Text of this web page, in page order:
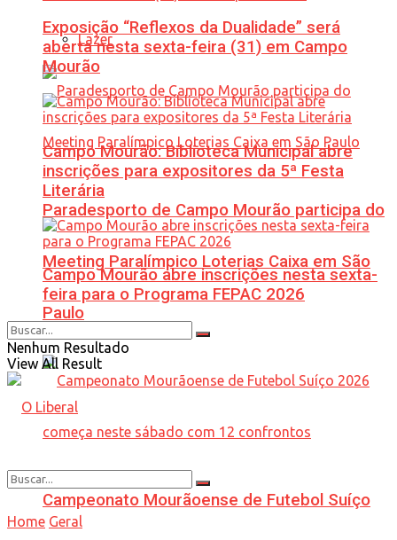
Lazer
Paradesporto de Campo Mourão participa do
Meeting Paralímpico Loterias Caixa em São
Paulo
Campeonato Mourãoense de Futebol Suíço
Exposição “Reflexos da Dualidade” será
aberta nesta sexta-feira (31) em Campo
Mourão
Campo Mourão: Biblioteca Municipal abre
inscrições para expositores da 5ª Festa
Literária
Campo Mourão abre inscrições nesta sexta-
feira para o Programa FEPAC 2026
Nenhum Resultado
View All Result
Home Geral